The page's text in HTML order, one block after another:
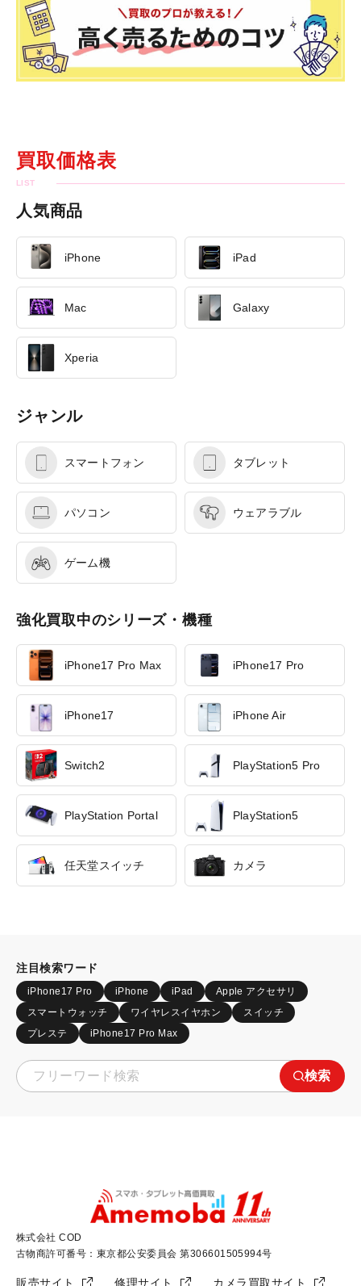
買取価格表
人気商品
iPhone iPad
Mac Galaxy
Xperia
ジャンル
スマートフォン タブレット
パソコン ウェアラブル
ゲーム機
強化買取中のシリーズ・機種
iPhone17 Pro Max iPhone17 Pro
iPhone17 iPhone Air
Switch2 PlayStation5 Pro
PlayStation Portal PlayStation5
任天堂スイッチ カメラ
注目検索ワード
iPhone17 Pro iPhone iPad
Apple アクセサリ
スマートウォッチ
ワイヤレスイヤホン
スイッチ
プレステ
iPhone17 Pro Max
検索
株式会社 COD
古物商許可番号：東京都公安委員会 第306601505994号
販売サイト 修理サイト カメラ買取サイト